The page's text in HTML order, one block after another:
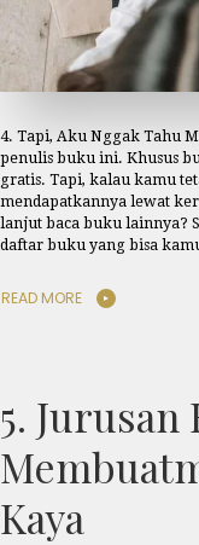
4. Tapi, Aku Nggak Tahu
penulis buku ini. Khusus
gratis. Tapi, kalau kamu
mendapatkannya lewat
lanjut baca buku lainnya?
daftar buku yang bisa
READ MORE
5.
Kaya